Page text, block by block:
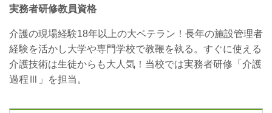
実務者研修教員資格
介護の現場経験18年以上の大ベテラン！長年の施設管理者
経験を活かし大学や専門学校で教鞭を執る。すぐに使える
介護技術は生徒からも大人気！当校では実務者研修「介護
過程Ⅲ」を担当。